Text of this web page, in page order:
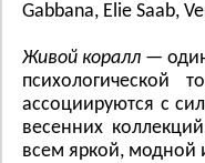
Gаbbаnа, Elie Sааb,
Живой коралл —
психологической
ассоциируются с
весенних
всем яркой, модной